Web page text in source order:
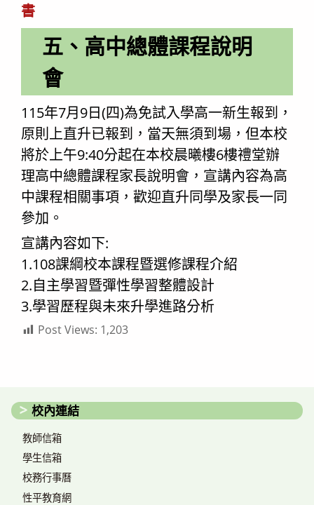
書
五、高中總體課程說明
會
115年7月9日(四)為免試入學高一新生報到，
原則上直升已報到，當天無須到場，但本校
將於上午9:40分起在本校晨曦樓6樓禮堂辦
理高中總體課程家長說明會，宣講內容為高
中課程相關事項，歡迎直升同學及家長一同
參加。
宣講內容如下:
1.108課綱校本課程暨選修課程介紹
2.自主學習暨彈性學習整體設計
3.學習歷程與未來升學進路分析
Post Views: 1,203
校內連結
教師信箱
學生信箱
校務行事曆
性平教育網